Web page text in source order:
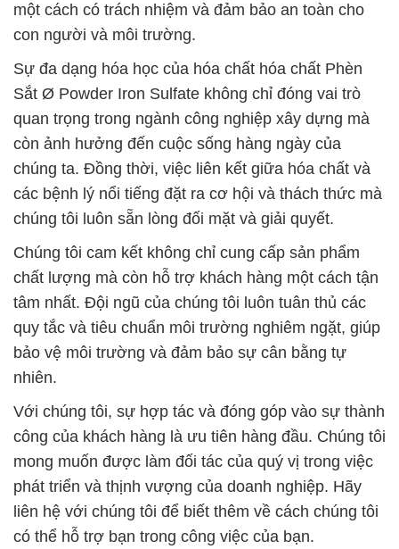
một cách có trách nhiệm và đảm bảo an toàn cho
con người và môi trường.
Sự đa dạng hóa học của hóa chất hóa chất Phèn
Sắt Ø Powder Iron Sulfate không chỉ đóng vai trò
quan trọng trong ngành công nghiệp xây dựng mà
còn ảnh hưởng đến cuộc sống hàng ngày của
chúng ta. Đồng thời, việc liên kết giữa hóa chất và
các bệnh lý nổi tiếng đặt ra cơ hội và thách thức mà
chúng tôi luôn sẵn lòng đối mặt và giải quyết.
Chúng tôi cam kết không chỉ cung cấp sản phẩm
chất lượng mà còn hỗ trợ khách hàng một cách tận
tâm nhất. Đội ngũ của chúng tôi luôn tuân thủ các
quy tắc và tiêu chuẩn môi trường nghiêm ngặt, giúp
bảo vệ môi trường và đảm bảo sự cân bằng tự
nhiên.
Với chúng tôi, sự hợp tác và đóng góp vào sự thành
công của khách hàng là ưu tiên hàng đầu. Chúng tôi
mong muốn được làm đối tác của quý vị trong việc
phát triển và thịnh vượng của doanh nghiệp. Hãy
liên hệ với chúng tôi để biết thêm về cách chúng tôi
có thể hỗ trợ bạn trong công việc của bạn.